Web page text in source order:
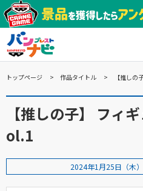
トップページ 作品タイトル 【推しの子
【推しの子】 フィ
ol.1
2024年1月25日（木